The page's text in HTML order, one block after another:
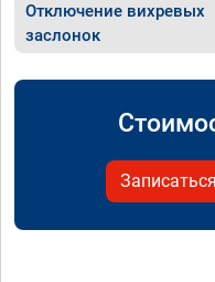
Отключение вихревых
заслонок
Записаться